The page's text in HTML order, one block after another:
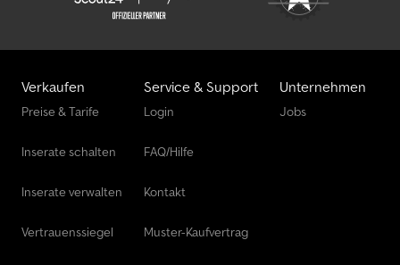
Verkaufen
Preise & Tarife
Inserate schalten
Inserate verwalten
Vertrauenssiegel
Service & Support
Login
FAQ/Hilfe
Kontakt
Muster-Kaufvertrag
Unternehmen
Jobs